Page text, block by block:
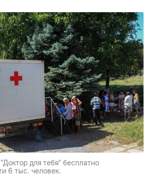
для тебя" бесплатно
6 тыс. человек.